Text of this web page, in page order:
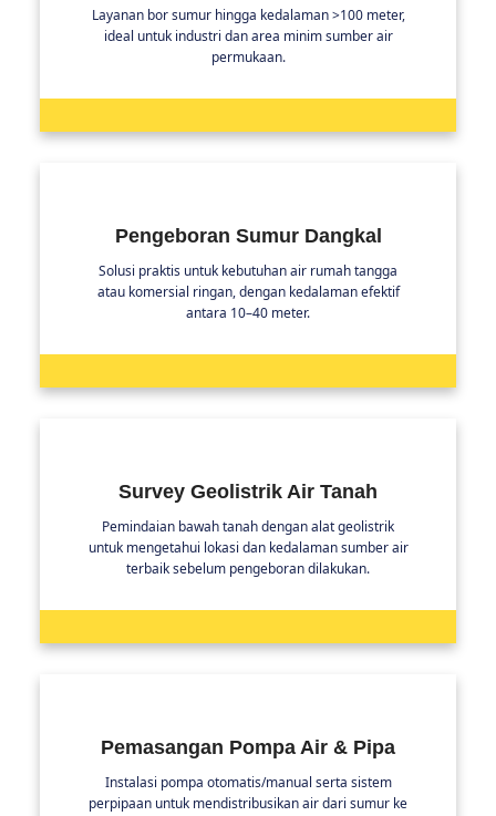
Layanan bor sumur hingga kedalaman >100 meter,
ideal untuk industri dan area minim sumber air
permukaan.
Pengeboran Sumur Dangkal
Solusi praktis untuk kebutuhan air rumah tangga
atau komersial ringan, dengan kedalaman efektif
antara 10–40 meter.
Survey Geolistrik Air Tanah
Pemindaian bawah tanah dengan alat geolistrik
untuk mengetahui lokasi dan kedalaman sumber air
terbaik sebelum pengeboran dilakukan.
Pemasangan Pompa Air & Pipa
Instalasi pompa otomatis/manual serta sistem
perpipaan untuk mendistribusikan air dari sumur ke